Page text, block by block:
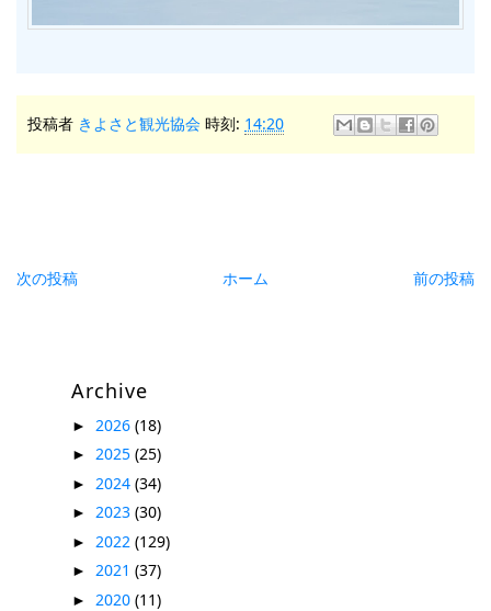
投稿者 きよさと観光協会 時刻: 14:20
次の投稿 前の投稿
ホーム
Archive
► 2026 (18)
► 2025 (25)
► 2024 (34)
► 2023 (30)
► 2022 (129)
► 2021 (37)
► 2020 (11)